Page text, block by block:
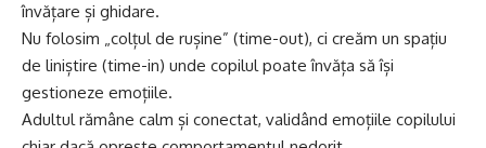
învățare și ghidare.
Nu folosim „colțul de rușine” (time-out), ci creăm un spațiu
de liniștire (time-in) unde copilul poate învăța să își
gestioneze emoțiile.
Adultul rămâne calm și conectat, validând emoțiile copilului